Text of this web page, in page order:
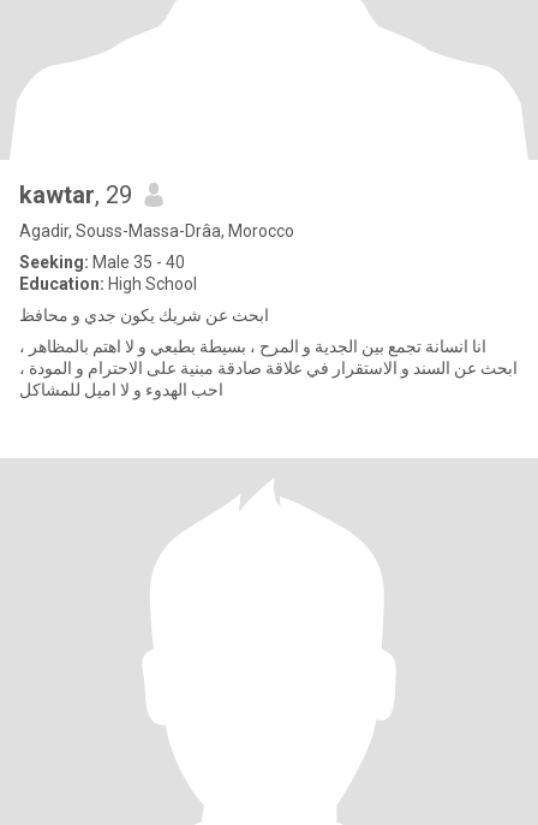
kawtar, 29
Agadir, Souss-Massa-Drâa, Morocco
Seeking: Male 35 - 40
Education: High School
ابحث عن شريك يكون جدي و محافظ
انا انسانة تجمع بين الجدية و المرح ، بسيطة بطبعي و لا اهتم بالمظاهر ،
ابحث عن السند و الاستقرار في علاقة صادقة مبنية على الاحترام و المودة ،
احب الهدوء و لا اميل للمشاكل